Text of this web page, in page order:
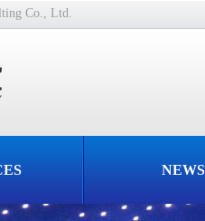
Co., Ltd.
NEWS